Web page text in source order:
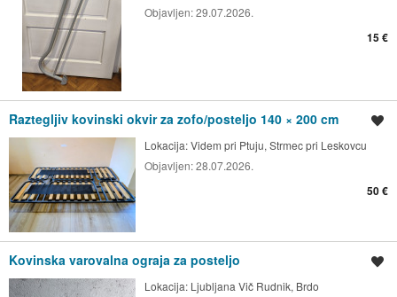
Objavljen:29.07.2026.
15 €
Raztegljiv kovinski okvir za zofo/posteljo 140 × 200 cm
Lokacija:Videm pri Ptuju, Strmec pri Leskovcu
Objavljen:28.07.2026.
50 €
Kovinska varovalna ograja za posteljo
Lokacija: Ljubljana Vič Rudnik, Brdo